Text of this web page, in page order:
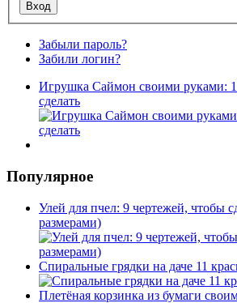
Забыли пароль?
Забили логин?
Игрушка Саймон своими руками:
сделать
Популярное
Улей для пчел: 9 чертежей, чтобы
размерами)
Спиральные грядки на даче 11
Плетёная корзинка из бумаги